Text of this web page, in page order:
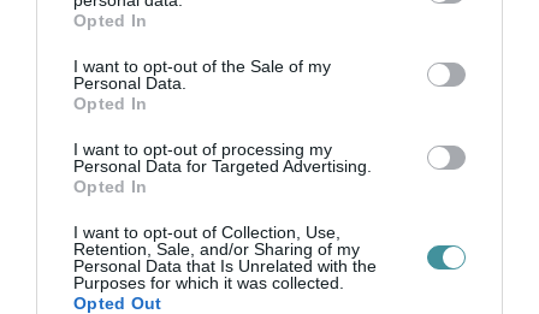
grant or deny consent to Google and its third-party tags to
use your data for below specified purposes in below Google
consent section.
Opted In
I want to opt-out of the Sale of my
Personal Data.
Opted In
I want to opt-out of processing my
Personal Data for Targeted Advertising.
Opted In
I want to opt-out of Collection, Use,
Retention, Sale, and/or Sharing of my
Personal Data that Is Unrelated with the
Purposes for which it was collected.
Opted Out
ÚJ HŰTŐRENDSZER A MARKHOT FERENC
HOLTAN SZÁLLÍTOTTÁK HAZA A 80 ÉVES
ASSZONYT A HATVANI KÓR...
2026. augusztus 06|Riasztó